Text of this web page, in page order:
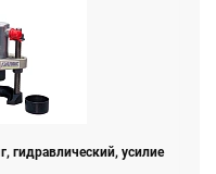
гидравлический, усилие